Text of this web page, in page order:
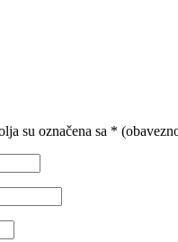
su označena sa *